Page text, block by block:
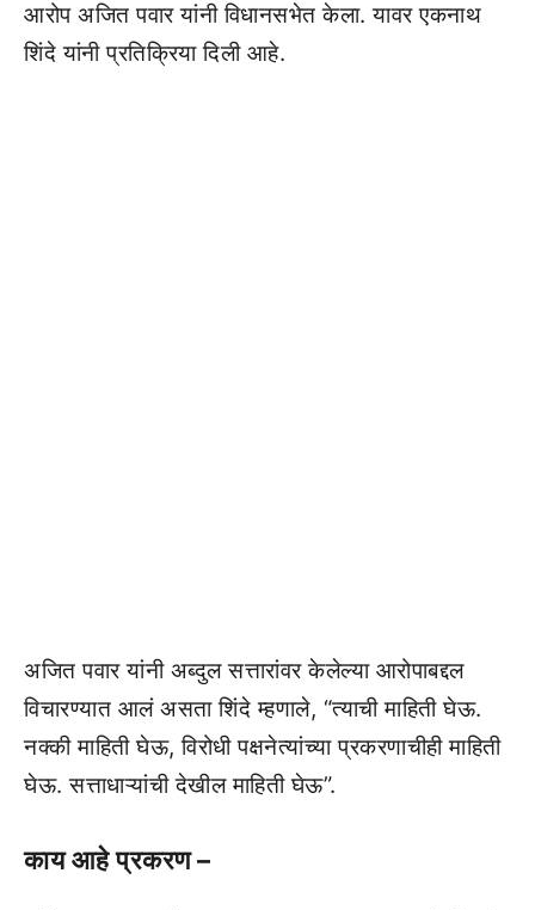
आरोप अजित पवार यांनी विधानसभेत केला. यावर एकनाथ
शिंदे यांनी प्रतिक्रिया दिली आहे.
अजित पवार यांनी अब्दुल सत्तारांवर केलेल्या आरोपाबद्दल
विचारण्यात आलं असता शिंदे म्हणाले, “त्याची माहिती घेऊ.
नक्की माहिती घेऊ, विरोधी पक्षनेत्यांच्या प्रकरणाचीही माहिती
घेऊ. सत्ताधाऱ्यांची देखील माहिती घेऊ”.
काय आहे प्रकरण –